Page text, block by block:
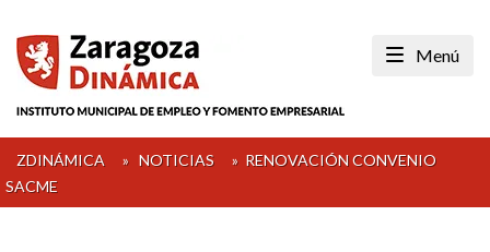
content
Menú
ZDINÁMICA » NOTICIAS » RENOVACIÓN CONVENIO
SACME